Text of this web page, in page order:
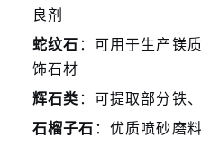
良剂
蛇纹石 ：可用于生产镁
饰石材
辉石类 ：可提取部分铁
石榴子石 ：优质喷砂磨